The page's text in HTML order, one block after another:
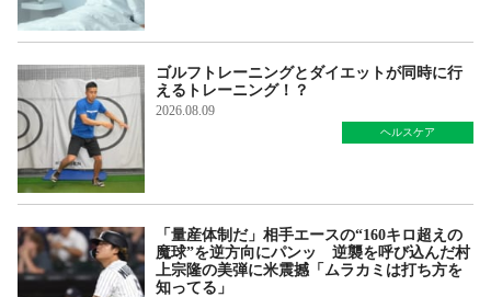
ゴルフトレーニングとダイエットが同時に行
えるトレーニング！？
2026.08.09
ヘルスケア
「量産体制だ」相手エースの“160キロ超えの
魔球”を逆方向にパンッ 逆襲を呼び込んだ村
上宗隆の美弾に米震撼「ムラカミは打ち方を
知ってる」